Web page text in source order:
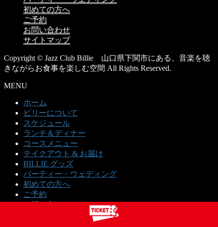
初めての方へ
ご予約
お問い合わせ
サイトマップ
Copyright © Jazz Club Billie 山口県下関市にある、音楽を聴
きながらお食事を楽しむ空間 All Rights Reserved.
MENU
ホーム
ビリーについて
スケジュール
ランチ＆ディナー
コースメニュー
テイクアウト & お届け
BILLIE グッズ
パーティー・ウェディング
初めての方へ
ご予約
お問い合わせ
プライバシーポリシー